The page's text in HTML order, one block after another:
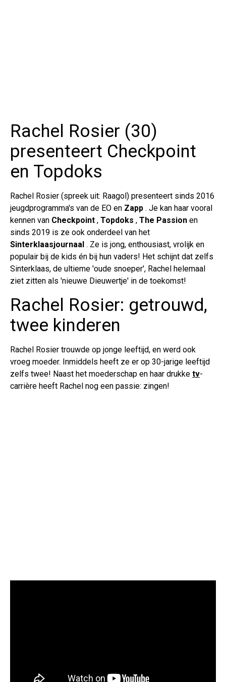
Rachel Rosier (30)
presenteert Checkpoint
en Topdoks
Rachel Rosier (spreek uit: Raagol) presenteert sinds 2016
jeugdprogramma's van de EO en Zapp . Je kan haar vooral
kennen van Checkpoint , Topdoks , The Passion en
sinds 2019 is ze ook onderdeel van het
Sinterklaasjournaal . Ze is jong, enthousiast, vrolijk en
populair bij de kids én bij hun vaders! Het schijnt dat zelfs
Sinterklaas, de ultieme 'oude snoeper', Rachel helemaal
ziet zitten als 'nieuwe Dieuwertje' in de toekomst!
Rachel Rosier: getrouwd,
twee kinderen
Rachel Rosier trouwde op jonge leeftijd, en werd ook
vroeg moeder. Inmiddels heeft ze er op 30-jarige leeftijd
zelfs twee! Naast het moederschap en haar drukke tv-
carrière heeft Rachel nog een passie: zingen!